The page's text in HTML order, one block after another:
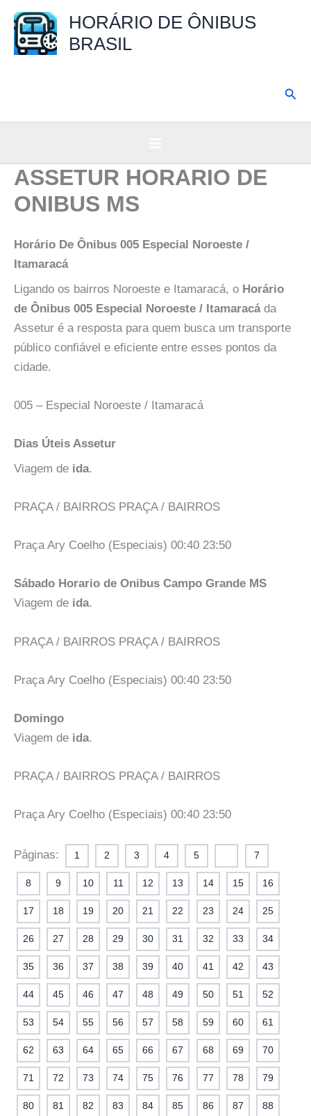
para
HORÁRIO DE ÔNIBUS
BRASIL
ASSETUR HORARIO DE
ONIBUS MS
Horário De Ônibus 005 Especial Noroeste /
Itamaracá
Ligando os bairros Noroeste e Itamaracá, o Horário
de Ônibus 005 Especial Noroeste / Itamaracáda
Assetur é a resposta para quem busca um transporte
público confiável e eficiente entre esses pontos da
cidade.
005 – Especial Noroeste / Itamaracá
Dias Úteis Assetur
Viagem de ida.
PRAÇA / BAIRROS PRAÇA / BAIRROS
Praça Ary Coelho (Especiais) 00:40 23:50
Sábado Horario de Onibus Campo Grande MS
Viagem de ida.
PRAÇA / BAIRROS PRAÇA / BAIRROS
Praça Ary Coelho (Especiais) 00:40 23:50
Domingo
Viagem de ida.
PRAÇA / BAIRROS PRAÇA / BAIRROS
Praça Ary Coelho (Especiais) 00:40 23:50
Páginas: 1 2 3 4 5 7
8 9 10 11 12 13 14 15 16
17 18 19 20 21 22 23 24 25
26 27 28 29 30 31 32 33 34
35 36 37 38 39 40 41 42 43
44 45 46 47 48 49 50 51 52
53 54 55 56 57 58 59 60 61
62 63 64 65 66 67 68 69 70
71 72 73 74 75 76 77 78 79
80 81 82 83 84 85 86 87 88